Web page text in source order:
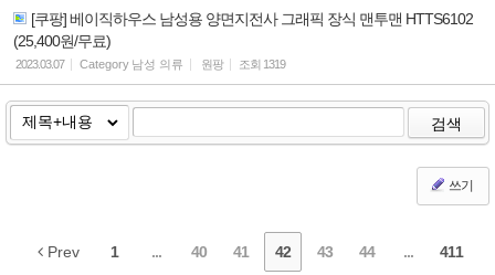
[쿠팡] 베이직하우스 남성용 양면지전사 그래픽 장식 맨투맨 HTTS6102
(25,400원/무료)
2023.03.07 Category 남성 의류 원팡 조회 1319
검색
쓰기
Prev 1 ... 40 41 42 43 44 ... 411